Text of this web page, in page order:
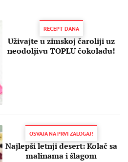
RECEPT DANA
Uživajte u zimskoj čaroliji uz
neodoljivu TOPLU čokoladu!
OSVAJA NA PRVI ZALOGAJ!
Najlepši letnji desert: Kolač sa
malinama i šlagom